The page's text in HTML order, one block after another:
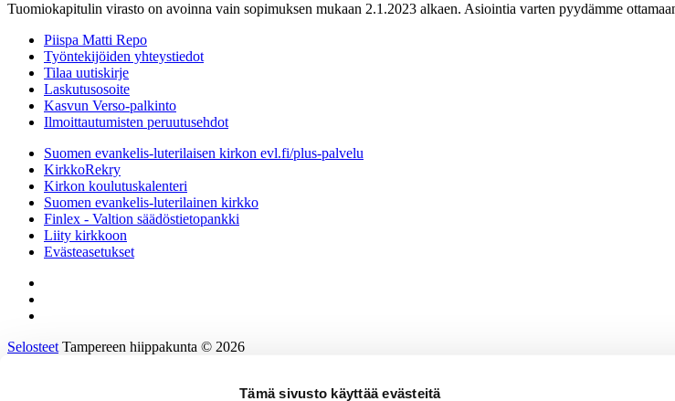
Tämä sivusto käyttää evästeitä
Tuomiokapitulin virasto on avoinna vain sopimuksen mukaan 2.1.2023 alkaen. Asiointia varten pyydämme
Piispa Matti Repo
Työntekijöiden yhteystiedot
Tilaa uutiskirje
Laskutusosoite
Kasvun Verso-palkinto
Ilmoittautumisten peruutusehdot
Suomen evankelis-luterilaisen kirkon evl.fi/plus-palvelu
KirkkoRekry
Kirkon koulutuskalenteri
Suomen evankelis-luterilainen kirkko
Finlex - Valtion säädöstietopankki
Liity kirkkoon
Evästeasetukset
Selosteet Tampereen hiippakunta © 2026